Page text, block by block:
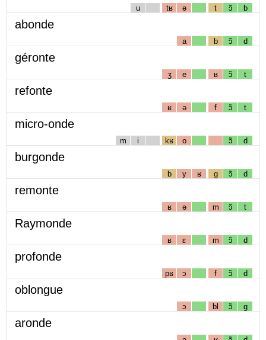
u tʁ ə t ɔ̃ b
abonde
a b ɔ̃ d
géronte
ʒ e ʁ ɔ̃ t
refonte
ʁ ə f ɔ̃ t
micro-onde
m i kʁ o ɔ̃ d
burgonde
b y ʁ g ɔ̃ d
remonte
ʁ ə m ɔ̃ t
Raymonde
ʁ ɛ m ɔ̃ d
profonde
pʁ ɔ f ɔ̃ d
oblongue
ɔ bl ɔ̃ g
aronde